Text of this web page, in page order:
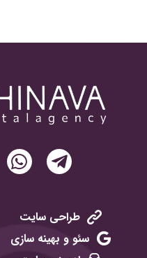
طراحی سایت
سئو و بهینه سازی